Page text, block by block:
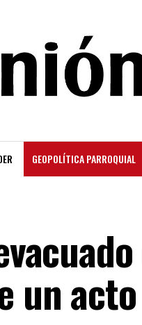
GEOPOLÍTICA PARROQUIAL
un